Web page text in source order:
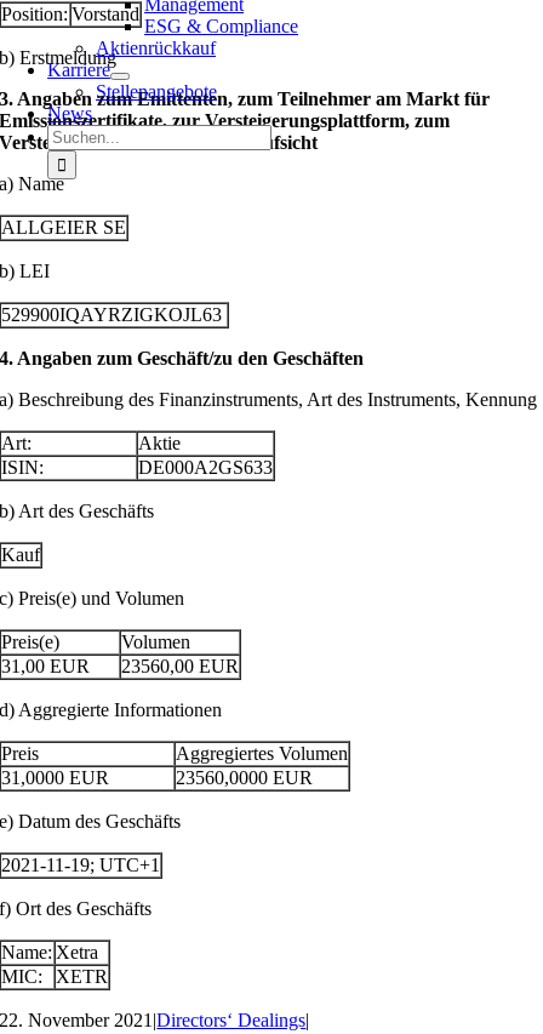
Management
ESG & Compliance
Aktienrückkauf
Karriere
Stellenangebote
News
Suche
nach:
Position: Vorstand
b) Erstmeldung
3. Angaben zum Emittenten, zum Teilnehmer am Markt für
Emissionszertifikate, zur Versteigerungsplattform, zum
Versteigerer oder zur Auktionsaufsicht
a) Name
ALLGEIER SE
b) LEI
529900IQAYRZIGKOJL63
4. Angaben zum Geschäft/zu den Geschäften
a) Beschreibung des Finanzinstruments, Art des Instruments, Kennung
Art:
Aktie
ISIN:
DE000A2GS633
b) Art des Geschäfts
Kauf
c) Preis(e) und Volumen
Preis(e)
Volumen
31,00 EUR 23560,00 EUR
d) Aggregierte Informationen
Preis
Aggregiertes Volumen
31,0000 EUR 23560,0000 EUR
e) Datum des Geschäfts
2021-11-19; UTC+1
f) Ort des Geschäfts
Name: Xetra
MIC:
XETR
22. November 2021 |Directors‘ Dealings|